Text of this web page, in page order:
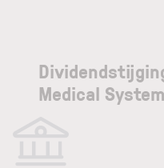
Medical